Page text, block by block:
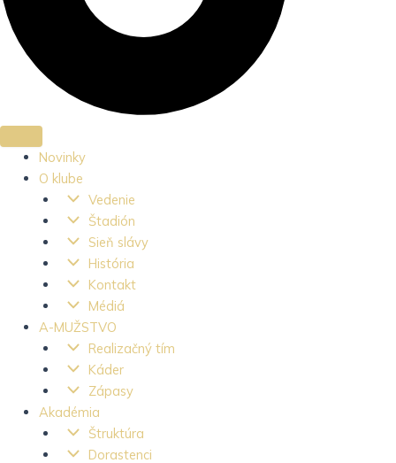
Novinky
O klube
Vedenie
Štadión
Sieň slávy
História
Kontakt
Médiá
A-MUŽSTVO
Realizačný tím
Káder
Zápasy
Akadémia
Štruktúra
Dorastenci